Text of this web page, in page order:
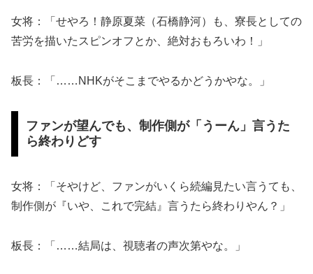
女将：「せやろ！静原夏菜（石橋静河）も、寮長としての
苦労を描いたスピンオフとか、絶対おもろいわ！」
板長：「……NHKがそこまでやるかどうかやな。」
ファンが望んでも、制作側が「うーん」言うた
ら終わりどす
女将：「そやけど、ファンがいくら続編見たい言うても、
制作側が『いや、これで完結』言うたら終わりやん？」
板長：「……結局は、視聴者の声次第やな。」